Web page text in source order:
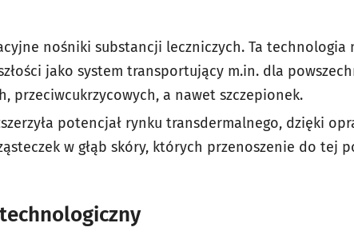
nośniki substancji leczniczych. Ta technologia
jako system transportujący m.in. dla
przeciwcukrzycowych, a nawet szczepionek.
potencjał rynku transdermalnego, dzięki
w głąb skóry, których przenoszenie do tej